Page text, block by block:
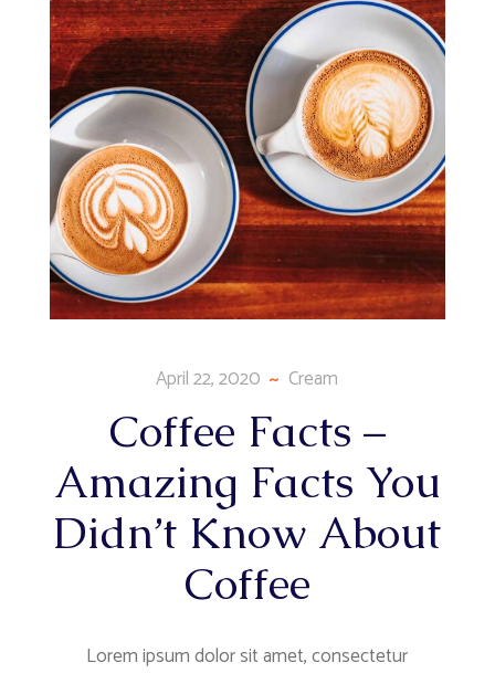
April 22, 2020 Cream
Coffee Facts –
Amazing Facts You
Didn’t Know About
Coffee
Lorem ipsum dolor sit amet, consectetur